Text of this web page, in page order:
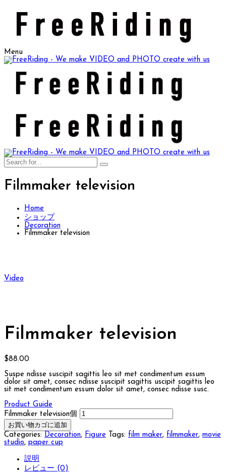
Menu
Filmmaker television
Home
ショップ
Decoration
Filmmaker television
Video
Filmmaker television
$88.00
Suspe ndisse suscipit sagittis leo sit met condimentum essum
dolor sit amet, consec ndisse suscipit sagittis uscipit sagittis leo
sit met condimentum essum dolor sit amet, consec ndisse susc.
Product Guide
Filmmaker television個
お買い物カゴに追加
Categories: Decoration, Figure Tags: film maker, filmmaker, movie
studio, paper cup
説明
レビュー (0)